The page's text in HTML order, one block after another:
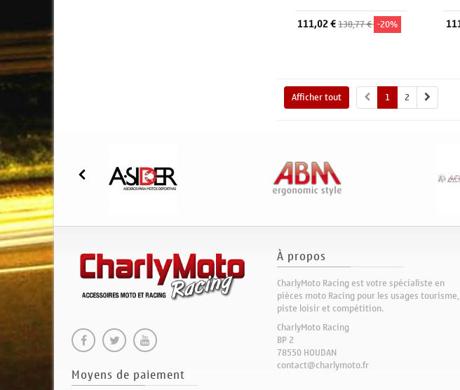
111,02 €138,77 € -20%
Afficher tout 1 2
Moyens de paiement
À propos
CharlyMoto Racing est votre spécialiste en
pièces moto Racing pour les usages tourisme,
piste loisir et compétition.
CharlyMoto Racing
BP 2
78550 HOUDAN
contact@charlymoto.fr